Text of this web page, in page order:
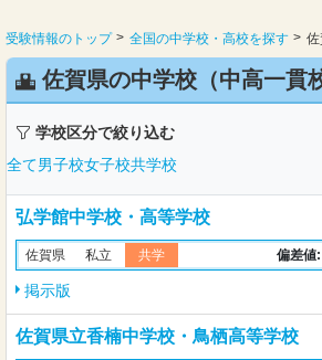
受験情報のトップ 全国の中学校・高校を探す 佐
佐賀県の中学校（中高一貫
学校区分で絞り込む
全て男子校女子校共学校
弘学館中学校・高等学校
佐賀県 私立 共学 偏差値
掲示版
佐賀県立香楠中学校・鳥栖高等学校